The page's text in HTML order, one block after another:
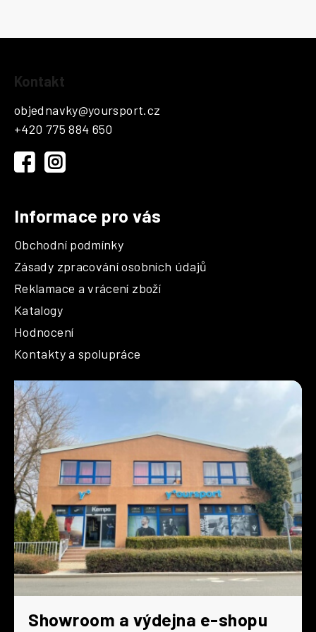
Kontakt
objednavky@yoursport.cz
+420 775 884 650
Informace pro vás
Obchodní podmínky
Zásady zpracování osobních údajů
Reklamace a vrácení zboží
Katalogy
Hodnocení
Kontakty a spolupráce
Showroom a výdejna e-shopu